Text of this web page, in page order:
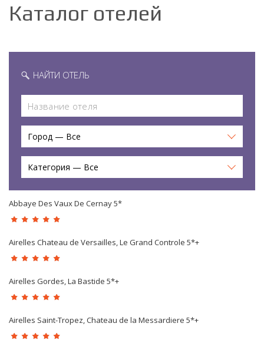
Каталог отелей
НАЙТИ ОТЕЛЬ
Город — Все
Категория — Все
Abbaye Des Vaux De Cernay 5*
Airelles Chateau de Versailles, Le Grand Controle 5*+
Airelles Gordes, La Bastide 5*+
Airelles Saint-Tropez, Chateau de la Messardiere 5*+